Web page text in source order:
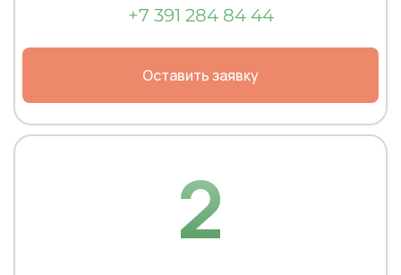
+7 391 284 84 44
Оставить заявку
2